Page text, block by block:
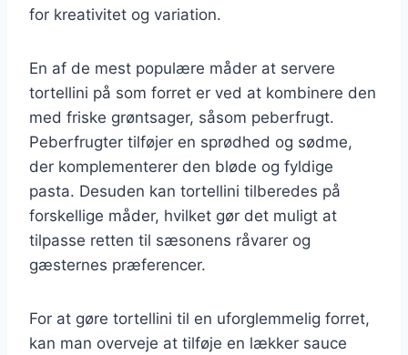
for kreativitet og variation.
En af de mest populære måder at servere
tortellini på som forret er ved at kombinere den
med friske grøntsager, såsom peberfrugt.
Peberfrugter tilføjer en sprødhed og sødme,
der komplementerer den bløde og fyldige
pasta. Desuden kan tortellini tilberedes på
forskellige måder, hvilket gør det muligt at
tilpasse retten til sæsonens råvarer og
gæsternes præferencer.
For at gøre tortellini til en uforglemmelig forret,
kan man overveje at tilføje en lækker sauce